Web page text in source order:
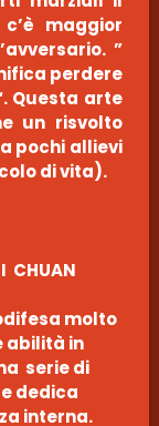
maggior
”
perdere
Questa arte
un risvolto
pochi allievi
di vita).
CHUAN
molto
abilità in
serie di
dedica
interna.